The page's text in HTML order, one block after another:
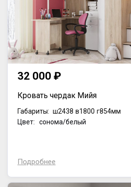
32 000 ₽
Кровать чердак Мийя
Габариты: ш2438 в1800 г854мм
Цвет: сонома/белый
Подробнее